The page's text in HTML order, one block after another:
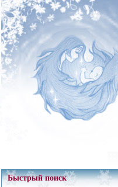
Быстрый поиск